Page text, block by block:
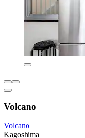
Volcano
Volcano
Kagoshima